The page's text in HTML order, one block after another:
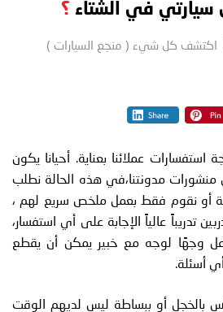
في الشتاء ؟
اكتشف كل شيء ( منجع السيارات )
استفسارات عملائنا بعناية. أحيانا يكون
مدونتنا،في هذه الحالة نطلب
أو نقوم فقط بعمل ملخص سريع لهم ،
تدريباً عالياً الإجابة على أي استفسار،
وجهًا لوجه مع خبير يمكن أن يقطع
أسئلة.
بالخجل أو ببساطة ليس لديهم الوقت